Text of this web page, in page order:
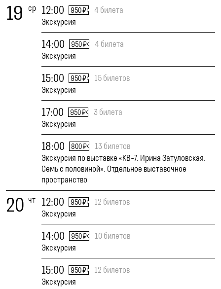
19 ср 12:00 950 ₽
4 билета
Экскурсия
14:00 950 ₽
4 билета
Экскурсия
15:00 950 ₽
15 билетов
Экскурсия
17:00 950 ₽
3 билета
Экскурсия
18:00 800 ₽
13 билетов
Экскурсия по выставке «КВ-7. Ирина Затуловская.
Семь с половиной». Отдельное выставочное
пространство
20 чт 12:00 950 ₽
12 билетов
Экскурсия
14:00 950 ₽
10 билетов
Экскурсия
15:00 950 ₽
12 билетов
Экскурсия